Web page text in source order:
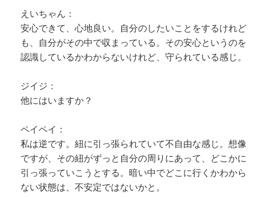
えいちゃん：
安心できて、心地良い。自分のしたいことをするけれど
も、自分がその中で収まっている。その安心というのを
認識しているかわからないけれど、守られている感じ。
ジイジ：
他にはいますか？
ペイペイ：
私は逆です。紐に引っ張られていて不自由な感じ。想像
ですが、その紐がずっと自分の周りにあって、どこかに
引っ張っていこうとする。暗い中でどこに行くかわから
ない状態は、不安定ではないかと。